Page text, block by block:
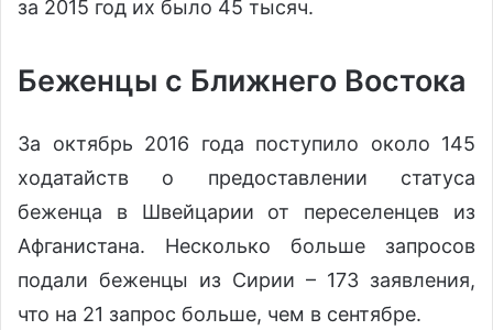
за 2015 год их было 45 тысяч.
Беженцы с Ближнего Востока
За октябрь 2016 года поступило около 145
ходатайств о предоставлении статуса
беженца в Швейцарии от переселенцев из
Афганистана. Несколько больше запросов
подали беженцы из Сирии – 173 заявления,
что на 21 запрос больше, чем в сентябре.